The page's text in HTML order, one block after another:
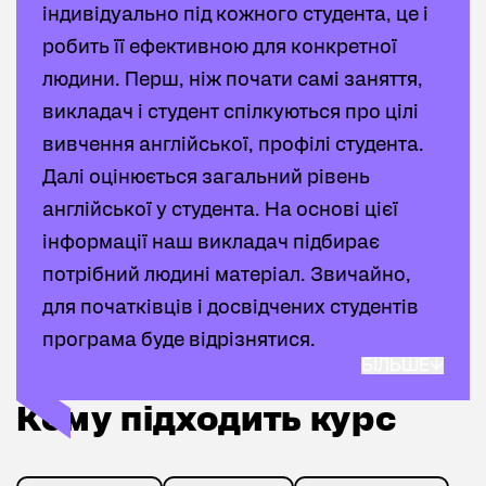
запам’ятовувати наукові терміни. Наша
мета – вільне спілкування англійською, а
не тільки знання теорії. Тому кожна
крупинка нового матеріалу
відпрацьовується, студент починає
активно використовувати нові слова і
конструкції вже на уроці.
індивідуально під кожного студента, це і
робить її ефективною для конкретної
людини. Перш, ніж почати самі заняття,
викладач і студент спілкуються про цілі
вивчення англійської, профілі студента.
Далі оцінюється загальний рівень
англійської у студента. На основі цієї
інформації наш викладач підбирає
потрібний людині матеріал. Звичайно,
для початківців і досвідчених студентів
програма буде відрізнятися.
Курс підвищення кваліфікації для
викладачів англійської включає роботу
Кому підходить курс
Кому підходить курс